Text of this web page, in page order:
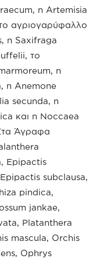
η Artemisia
αγριογαρύφαλλο
η Saxifraga
το
η
η Anemone
secunda, η
και η Noccaea
Άγραφα
Epipactis
subclausa,
pindica,
jankae,
Platanthera
mascula, Orchis
Ophrys